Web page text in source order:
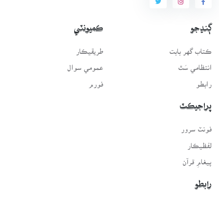
ڳنڍجو
ڪتاب گهر بابت
انتظامي سَٿ
رابطو
ڪميونٽي
طريقيڪار
عمومي سوال
فورم
پراجيڪٽ
فونٽ سرور
لفظيڪار
پيغامِ قرآن
رابطو